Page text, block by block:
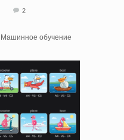
2
Машинное обучение